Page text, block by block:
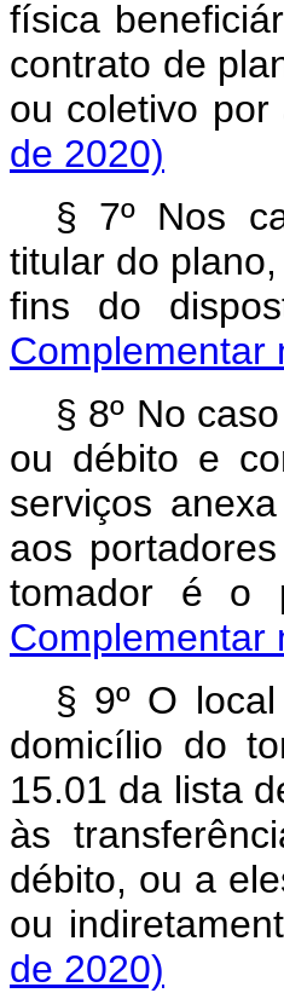
física
contrato de
ou coletivo
de 2020)
§ 7º Nos
titular do
fins do
Complementar
§ 8º No
ou débito e
serviços
aos
tomador é
Complementar
§ 9º O
domicílio do
15.01 da lista
às
débito, ou a
ou
de 2020)